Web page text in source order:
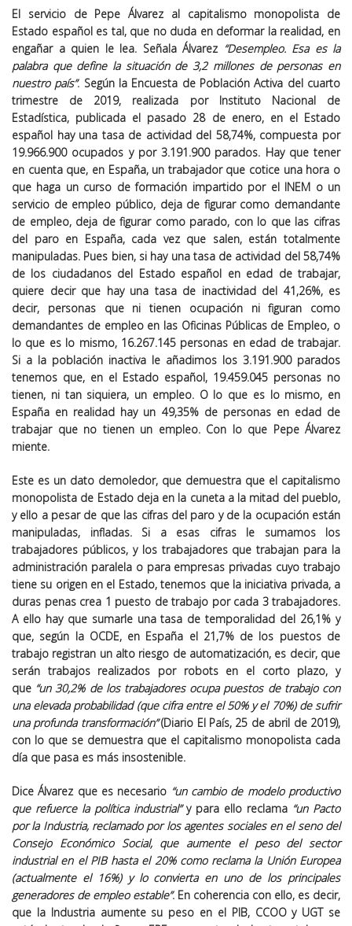
El servicio de Pepe Álvarez al capitalismo monopolista de
Estado español es tal, que no duda en deformar la realidad, en
engañar a quien le lea. Señala Álvarez “Desempleo. Esa es la
palabra que define la situación de 3,2 millones de personas en
nuestro país”. Según la Encuesta de Población Activa del cuarto
trimestre de 2019, realizada por Instituto Nacional de
Estadística, publicada el pasado 28 de enero, en el Estado
español hay una tasa de actividad del 58,74%, compuesta por
19.966.900 ocupados y por 3.191.900 parados. Hay que tener
en cuenta que, en España, un trabajador que cotice una hora o
que haga un curso de formación impartido por el INEM o un
servicio de empleo público, deja de figurar como demandante
de empleo, deja de figurar como parado, con lo que las cifras
del paro en España, cada vez que salen, están totalmente
manipuladas. Pues bien, si hay una tasa de actividad del 58,74%
de los ciudadanos del Estado español en edad de trabajar,
quiere decir que hay una tasa de inactividad del 41,26%, es
decir, personas que ni tienen ocupación ni figuran como
demandantes de empleo en las Oficinas Públicas de Empleo, o
lo que es lo mismo, 16.267.145 personas en edad de trabajar.
Si a la población inactiva le añadimos los 3.191.900 parados
tenemos que, en el Estado español, 19.459.045 personas no
tienen, ni tan siquiera, un empleo. O lo que es lo mismo, en
España en realidad hay un 49,35% de personas en edad de
trabajar que no tienen un empleo. Con lo que Pepe Álvarez
miente.
Este es un dato demoledor, que demuestra que el capitalismo
monopolista de Estado deja en la cuneta a la mitad del pueblo,
y ello a pesar de que las cifras del paro y de la ocupación están
manipuladas, infladas. Si a esas cifras le sumamos los
trabajadores públicos, y los trabajadores que trabajan para la
administración paralela o para empresas privadas cuyo trabajo
tiene su origen en el Estado, tenemos que la iniciativa privada, a
duras penas crea 1 puesto de trabajo por cada 3 trabajadores.
A ello hay que sumarle una tasa de temporalidad del 26,1% y
que, según la OCDE, en España el 21,7% de los puestos de
trabajo registran un alto riesgo de automatización, es decir, que
serán trabajos realizados por robots en el corto plazo, y
que “un 30,2% de los trabajadores ocupa puestos de trabajo con
una elevada probabilidad (que cifra entre el 50% y el 70%) de sufrir
una profunda transformación”(Diario El País, 25 de abril de 2019),
con lo que se demuestra que el capitalismo monopolista cada
día que pasa es más insostenible.
Dice Álvarez que es necesario “un cambio de modelo productivo
que refuerce la política industrial”y para ello reclama “un Pacto
por la Industria, reclamado por los agentes sociales en el seno del
Consejo Económico Social, que aumente el peso del sector
industrial en el PIB hasta el 20% como reclama la Unión Europea
(actualmente el 16%) y lo convierta en uno de los principales
generadores de empleo estable”. En coherencia con ello, es decir,
que la Industria aumente su peso en el PIB, CCOO y UGT se